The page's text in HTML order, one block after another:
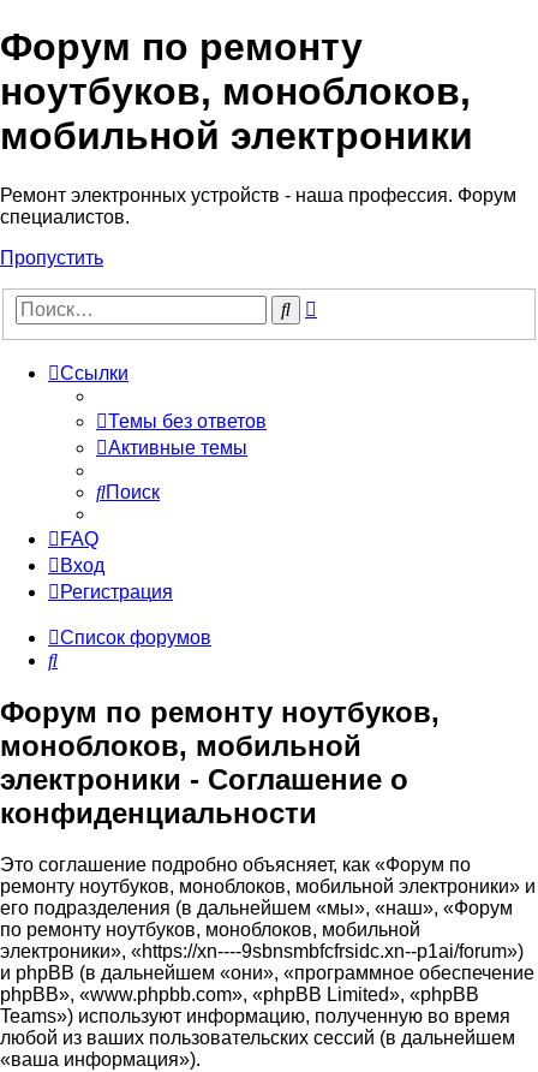
Регистрация
Форум по ремонту
ноутбуков, моноблоков,
мобильной электроники
Ремонт электронных устройств - наша профессия. Форум
специалистов.
Пропустить
Поиск
Ссылки
Темы без ответов
Активные темы
Поиск
FAQ
Вход
Регистрация
Список форумов
Поиск
Форум по ремонту ноутбуков,
моноблоков, мобильной
электроники - Соглашение о
конфиденциальности
Это соглашение подробно объясняет, как «Форум по
ремонту ноутбуков, моноблоков, мобильной электроники» и
его подразделения (в дальнейшем «мы», «наш», «Форум
по ремонту ноутбуков, моноблоков, мобильной
электроники», «https://xn----9sbnsmbfcfrsidc.xn--p1ai/forum»)
и phpBB (в дальнейшем «они», «программное обеспечение
phpBB», «www.phpbb.com», «phpBB Limited», «phpBB
Teams») используют информацию, полученную во время
любой из ваших пользовательских сессий (в дальнейшем
«ваша информация»).